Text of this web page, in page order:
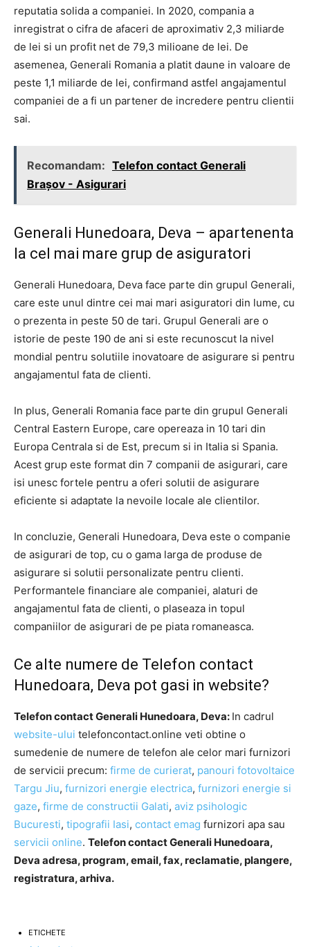
reputatia solida a companiei. In 2020, compania a
inregistrat o cifra de afaceri de aproximativ 2,3 miliarde
de lei si un profit net de 79,3 milioane de lei. De
asemenea, Generali Romania a platit daune in valoare de
peste 1,1 miliarde de lei, confirmand astfel angajamentul
companiei de a fi un partener de incredere pentru clientii
sai.
Recomandam: Telefon contact Generali
Brașov - Asigurari
Generali Hunedoara, Deva – apartenenta
la cel mai mare grup de asiguratori
Generali Hunedoara, Deva face parte din grupul Generali,
care este unul dintre cei mai mari asiguratori din lume, cu
o prezenta in peste 50 de tari. Grupul Generali are o
istorie de peste 190 de ani si este recunoscut la nivel
mondial pentru solutiile inovatoare de asigurare si pentru
angajamentul fata de clienti.
In plus, Generali Romania face parte din grupul Generali
Central Eastern Europe, care opereaza in 10 tari din
Europa Centrala si de Est, precum si in Italia si Spania.
Acest grup este format din 7 companii de asigurari, care
isi unesc fortele pentru a oferi solutii de asigurare
eficiente si adaptate la nevoile locale ale clientilor.
In concluzie, Generali Hunedoara, Deva este o companie
de asigurari de top, cu o gama larga de produse de
asigurare si solutii personalizate pentru clienti.
Performantele financiare ale companiei, alaturi de
angajamentul fata de clienti, o plaseaza in topul
companiilor de asigurari de pe piata romaneasca.
Ce alte numere de Telefon contact
Hunedoara, Deva pot gasi in website?
Telefon contact Generali Hunedoara, Deva: In cadrul
website-ului telefoncontact.online veti obtine o
sumedenie de numere de telefon ale celor mari furnizori
de servicii precum: firme de curierat, panouri fotovoltaice
Targu Jiu, furnizori energie electrica, furnizori energie si
gaze, firme de constructii Galati, aviz psihologic
Bucuresti, tipografii Iasi, contact emag furnizori apa sau
servicii online. Telefon contact Generali Hunedoara,
Deva adresa, program, email, fax, reclamatie, plangere,
registratura, arhiva.
ETICHETE